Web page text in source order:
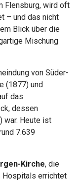
Flensburg, wird oft
– und das nicht
Blick über die
Mischung
von Süder-
(1877) und
das
dessen
war. Heute ist
7.639
Kirche, die
Hospitals errichtet